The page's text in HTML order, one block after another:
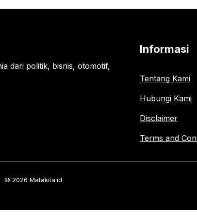
dari politik, bisnis, otomotif,
Informasi
Tentang Kami
Hubungi Kami
Disclaimer
Terms and
© 2026 Matakita.id